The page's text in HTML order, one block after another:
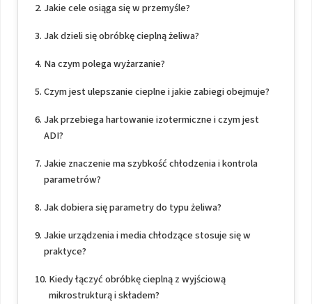
Jakie cele osiąga się w przemyśle?
Jak dzieli się obróbkę cieplną żeliwa?
Na czym polega wyżarzanie?
Czym jest ulepszanie cieplne i jakie zabiegi obejmuje?
Jak przebiega hartowanie izotermiczne i czym jest
ADI?
Jakie znaczenie ma szybkość chłodzenia i kontrola
parametrów?
Jak dobiera się parametry do typu żeliwa?
Jakie urządzenia i media chłodzące stosuje się w
praktyce?
Kiedy łączyć obróbkę cieplną z wyjściową
mikrostrukturą i składem?